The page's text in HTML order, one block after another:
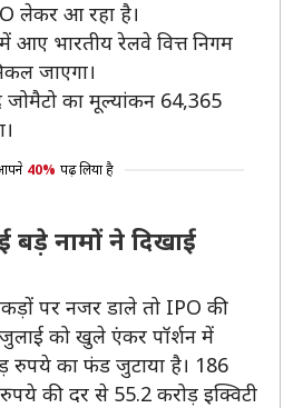
लेकर आ रहा है।
आए भारतीय रेलवे वित्त निगम
जाएगा।
जोमैटो का मूल्यांकन 64,365
40% पढ़ लिया है
नामों ने दिखाई
पर नजर डाले तो IPO की
को खुले एंकर पॉर्शन में
रुपये का फंड जुटाया है। 186
की दर से 55.2 करोड़ इक्विटी